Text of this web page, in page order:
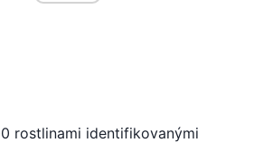
rostlinami identifikovanými